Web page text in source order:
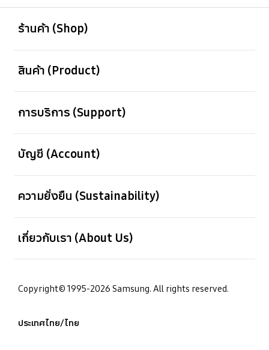
ร้านค้า (Shop)
สินค้า (Product)
การบริการ (Support)
บัญชี (Account)
ความยั่งยืน (Sustainability)
เกี่ยวกับเรา (About Us)
Copyright© 1995-2026 Samsung. All rights reserved.
ประเทศไทย/ไทย